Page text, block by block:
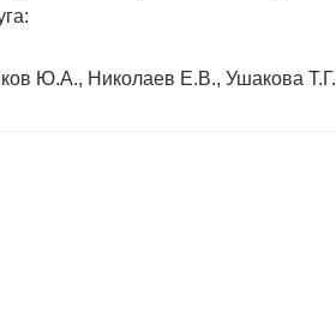
Ю.А., Николаев Е.В., Ушакова Т.Г.